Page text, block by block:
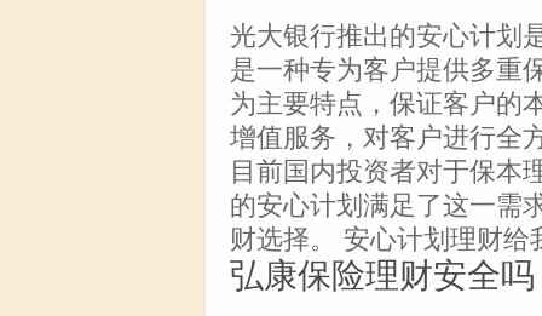
光大银行推出的安心计划
是一种专为客户提供多重
为主要特点，保证客户的
增值服务，对客户进行全
目前国内投资者对于保本
的安心计划满足了这一需
财选择。 安心计划理财
弘康保险理财安全吗